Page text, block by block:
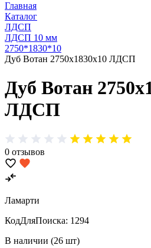
Главная
Каталог
ЛДСП
ЛДСП 10 мм
2750*1830*10
Дуб Вотан 2750х1830х10 ЛДСП
Дуб Вотан
ЛДСП
0 отзывов
Ламарти
КодДляПоиска: 1294
В наличии (26 шт)